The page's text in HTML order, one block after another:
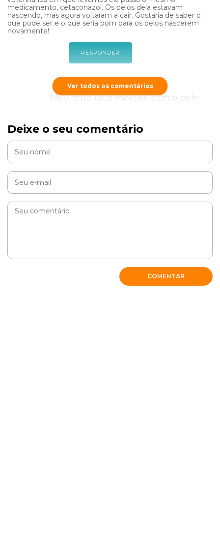
medicamento, cetaconazol. Os pelos dela estavam
nascendo, mas agora voltaram a cair. Gostaria de saber o
que pode ser e o que seria bom para os pelos nascerem
novamente!
RESPONDER
Meu gato tá a messes com.o pelo
pra levá-lo ao veterinário
Quero saber como faço pra os pelos do meu gato voltar a
cresce
Olá Daniella! Para problemas de pelos em gatos,
consulte um veterinário para diagnóstico preciso. Eles
podem indicar tratamentos adequados. Evite
soluções caseiras sem a supervisão de um
Ver todos os comentários
Deixe o seu comentário
COMENTAR